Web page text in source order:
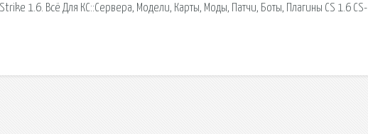
1.6. Всё Для КС::Сервера, Модели, Карты, Моды, Патчи, Боты, Плагины CS 1.6 CS-